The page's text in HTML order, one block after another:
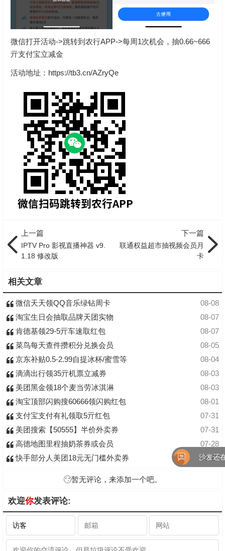
微信打开活动->跳转到农行APP->每周1次机会，抽0.66~666
亓支付宝立减金
活动地址：https://tb3.cn/AZryQe
上一篇
IPTV Pro 影视直播神器 v9.
1.18 修改版
下一篇
联通权益超市抽视频会员月
卡
相关文章
08-08
微信天天领QQ音乐绿钻周卡
08-07
淘宝生日会抽取品牌天团实物
08-07
肯德基领29-5亓车速取红包
08-05
菜鸟每天查件攒积分兑换会员
08-04
京东补贴0.5-2.99自提冰杯/蜜雪等
08-03
滴滴出行领35亓机票立减券
08-03
美团黑金领18个麦当劳冰淇淋
08-01
淘宝顶部闪购搜60666领闪购红包
07-31
支付宝支付有礼领取5亓红包
07-31
美团搜索【50555】半价外卖券
07-28
高德地图里程抽奶茶券或会员
07-27
快手部分人美团18元无门槛外卖券
暂无评论，来添加一个吧。
欢迎你发表评论:
沙发还